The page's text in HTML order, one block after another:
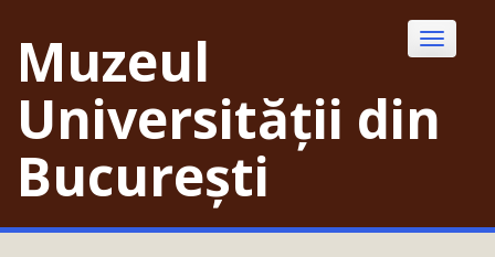
contentMuzeul
Universității din
București
Toggle